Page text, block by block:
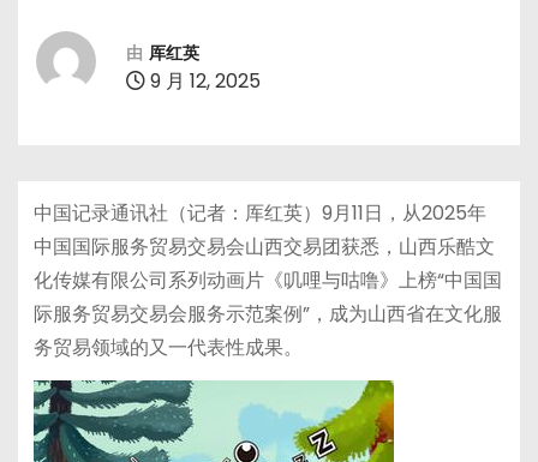
由 厍红英
9 月 12, 2025
中国记录通讯社（记者：厍红英）9月11日，从2025年
中国国际服务贸易交易会山西交易团获悉，山西乐酷文
化传媒有限公司系列动画片《叽哩与咕噜》上榜“中国国
际服务贸易交易会服务示范案例”，成为山西省在文化服
务贸易领域的又一代表性成果。